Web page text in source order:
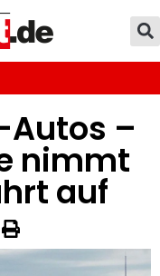
Autos –
nimmt
auf